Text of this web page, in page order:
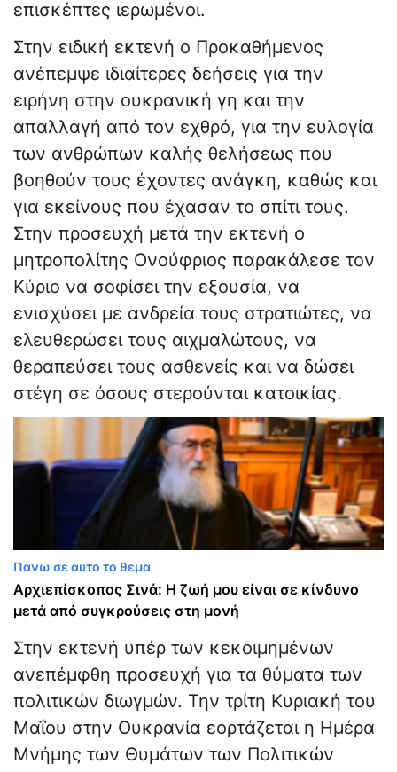
επισκέπτες ιερωμένοι.
Στην ειδική εκτενή ο Προκαθήμενος
ανέπεμψε ιδιαίτερες δεήσεις για την
ειρήνη στην ουκρανική γη και την
απαλλαγή από τον εχθρό, για την ευλογία
των ανθρώπων καλής θελήσεως που
βοηθούν τους έχοντες ανάγκη, καθώς και
για εκείνους που έχασαν το σπίτι τους.
Στην προσευχή μετά την εκτενή ο
μητροπολίτης Ονούφριος παρακάλεσε τον
Κύριο να σοφίσει την εξουσία, να
ενισχύσει με ανδρεία τους στρατιώτες, να
ελευθερώσει τους αιχμαλώτους, να
θεραπεύσει τους ασθενείς και να δώσει
στέγη σε όσους στερούνται κατοικίας.
Πανω σε αυτο το θεμα
Αρχιεπίσκοπος Σινά: Η ζωή μου είναι σε κίνδυνο
μετά από συγκρούσεις στη μονή
Στην εκτενή υπέρ των κεκοιμημένων
ανεπέμφθη προσευχή για τα θύματα των
πολιτικών διωγμών. Την τρίτη Κυριακή του
Μαΐου στην Ουκρανία εορτάζεται η Ημέρα
Μνήμης των Θυμάτων των Πολιτικών